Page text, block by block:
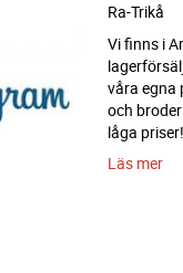
Ra-Trikå
Vi finns i
våra egna
och
låga priser!
Läs mer